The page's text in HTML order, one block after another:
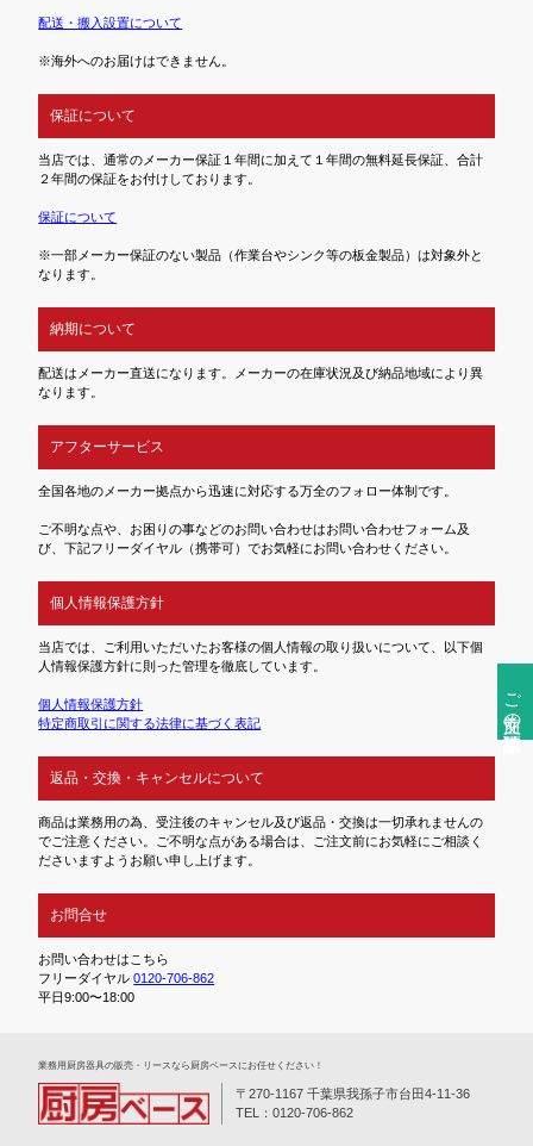
ご注文前の確認事項
配送・搬入設置について
※海外へのお届けはできません。
保証について
当店では、通常のメーカー保証１年間に加えて１年間の無料延長保証、合計
２年間の保証をお付けしております。
保証について
※一部メーカー保証のない製品（作業台やシンク等の板金製品）は対象外と
なります。
納期について
配送はメーカー直送になります。メーカーの在庫状況及び納品地域により異
なります。
アフターサービス
全国各地のメーカー拠点から迅速に対応する万全のフォロー体制です。
ご不明な点や、お困りの事などのお問い合わせはお問い合わせフォーム及
び、下記フリーダイヤル（携帯可）でお気軽にお問い合わせください。
個人情報保護方針
当店では、ご利用いただいたお客様の個人情報の取り扱いについて、以下個
人情報保護方針に則った管理を徹底しています。
個人情報保護方針
特定商取引に関する法律に基づく表記
返品・交換・キャンセルについて
商品は業務用の為、受注後のキャンセル及び返品・交換は一切承れませんの
でご注意ください。ご不明な点がある場合は、ご注文前にお気軽にご相談く
ださいますようお願い申し上げます。
お問合せ
お問い合わせはこちら
フリーダイヤル0120-706-862
平日9:00〜18:00
業務⽤厨房器具の販売・リースなら厨房ベースにお任せください！
〒270-1167 千葉県我孫子市台田4-11-36
TEL：0120-706-862